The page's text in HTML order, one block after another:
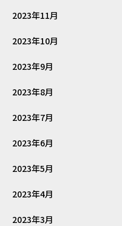
2023年11月
2023年10月
2023年9月
2023年8月
2023年7月
2023年6月
2023年5月
2023年4月
2023年3月